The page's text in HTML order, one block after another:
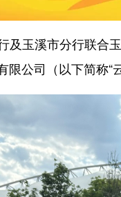
玉溪市分行联合玉
公司（以下简称“